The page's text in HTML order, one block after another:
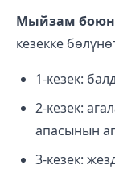
Мыйзам
кезекке
1-кезек:
2-кезек:
апасынын
3-кезек: